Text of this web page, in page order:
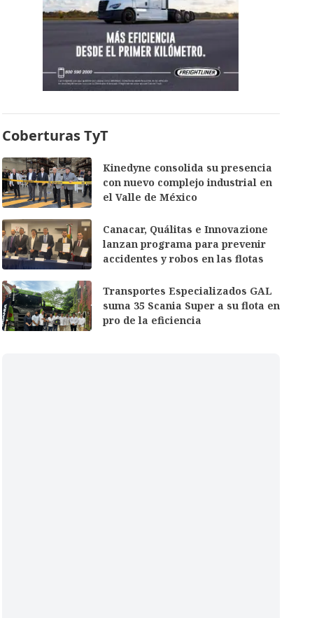
Coberturas TyT
Kinedyne consolida su presencia
con nuevo complejo industrial en
el Valle de México
Canacar, Quálitas e Innovazione
lanzan programa para prevenir
accidentes y robos en las flotas
Transportes Especializados GAL
suma 35 Scania Super a su flota en
pro de la eficiencia